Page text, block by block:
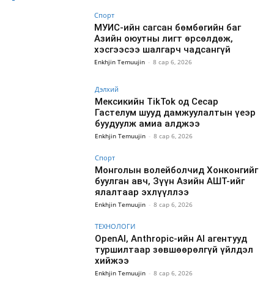
Спорт
МУИС-ийн сагсан бөмбөгийн баг
Азийн оюутны лигт өрсөлдөж,
хэсгээсээ шалгарч чадсангүй
Enkhjin Temuujin - 8 сар 6, 2026
Дэлхий
Мексикийн TikTok од Сесар
Гастелум шууд дамжуулалтын үеэр
буудуулж амиа алджээ
Enkhjin Temuujin - 8 сар 6, 2026
Спорт
Монголын волейболчид Хонконгийг
буулган авч, Зүүн Азийн АШТ-ийг
ялалтаар эхлүүллээ
Enkhjin Temuujin - 8 сар 6, 2026
ТЕХНОЛОГИ
OpenAI, Anthropic-ийн AI агентууд
туршилтаар зөвшөөрөлгүй үйлдэл
хийжээ
Enkhjin Temuujin - 8 сар 6, 2026